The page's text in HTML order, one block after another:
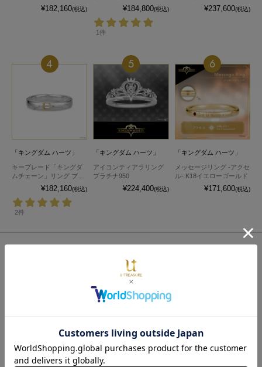
ド」リング プラチナ×K18
イエローゴールド
¥182,160(税込) ¥184,800(税込)
1件
ーゴールド¥237,600(税込)
4
「キングダム ハーツ」
キーブレード「キングダ
ムチェーン」リング プラ
チナ×K18イエローゴール
¥182,160(税込)
2件
5
「キングダム ハーツ」
アイコンティアラリング
プラチナ950
¥224,400(税込)
6
「キングダム ハーツ」
メッセージリング -アクセ
ル- K18イエローゴールド
¥171,600(税込)
「キングダム ハーツ」 「キングダム ハーツ」